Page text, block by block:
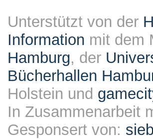
Unterstützt von der
Information mit dem
Hamburg, der
Bücherhallen
Holstein und
In Zusammenarbeit
Gesponsert von: